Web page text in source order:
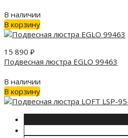
В наличии
В корзину
15 890 ₽
Подвесная люстра EGLO 99463
В наличии
В корзину